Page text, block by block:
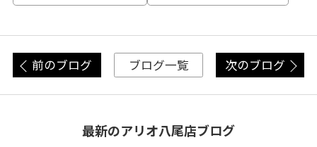
前のブログ ブログ一覧 次のブログ
最新のアリオ八尾店ブログ